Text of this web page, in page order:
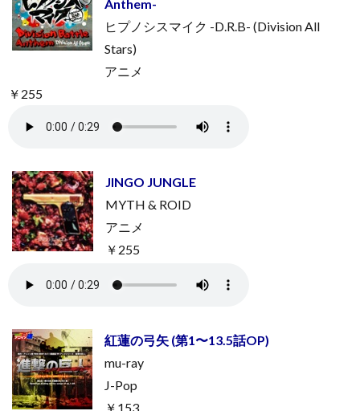
Anthem-
ヒプノシスマイク -D.R.B- (Division All
Stars)
アニメ
￥255
JINGO JUNGLE
MYTH & ROID
アニメ
￥255
紅蓮の弓矢 (第1〜13.5話OP)
mu-ray
J-Pop
￥153